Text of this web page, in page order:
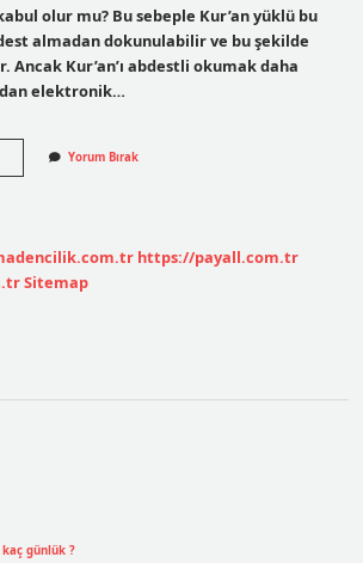
olur mu? Bu sebeple Kur’an yüklü bu
almadan dokunulabilir ve bu şekilde
Ancak Kur’an’ı abdestli okumak daha
elektronik…
Yorum Bırak
https://payall.com.tr
Sitemap
kaç günlük ?